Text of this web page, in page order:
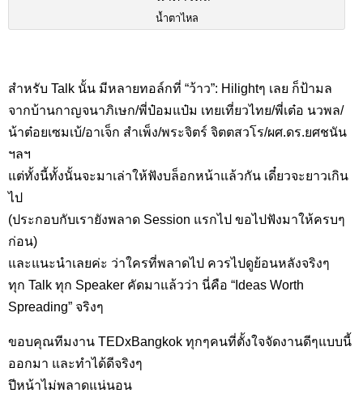
น้ำตาไหล
สำหรับ Talk นั้น มีหลายทอล์กที่ “ว้าว”: Hilightๆ เลย ก็ป้ามล
จากบ้านกาญจนาภิเษก/พี่ป๋อมแป๋ม เทยเที่ยวไทย/พี่เต๋อ นวพล/
น้าต๋อยเซมเบ้/อาเจ็ก สำเพ็ง/พระจิตร์ จิตตสวโร/ผศ.ดร.ยศชนัน
ฯลฯ
แต่ทั้งนี้ทั้งนั้นจะมาเล่าให้ฟังบล็อกหน้าแล้วกัน เดี๋ยวจะยาวเกิน
ไป
(ประกอบกับเรายังพลาด Session แรกไป ขอไปฟังมาให้ครบๆ
ก่อน)
และแนะนำเลยค่ะ ว่าใครที่พลาดไป ควรไปดูย้อนหลังจริงๆ
ทุก Talk ทุก Speaker คัดมาแล้วว่า นี่คือ “Ideas Worth
Spreading” จริงๆ
ขอบคุณทีมงาน TEDxBangkok ทุกๆคนที่ตั้งใจจัดงานดีๆแบบนี้
ออกมา และทำได้ดีจริงๆ
ปีหน้าไม่พลาดแน่นอน